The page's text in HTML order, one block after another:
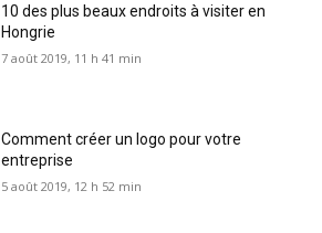
10 des plus beaux endroits à visiter en
Hongrie
7 août 2019, 11 h 41 min
Comment créer un logo pour votre
entreprise
5 août 2019, 12 h 52 min